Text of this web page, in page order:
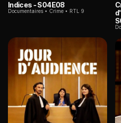
Indices - S04E08
Documentaires Crime RTL 9